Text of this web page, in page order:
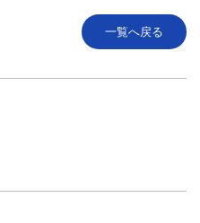
一覧へ戻る